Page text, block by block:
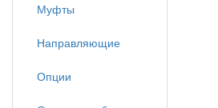
Муфты
Направляющие
Опции